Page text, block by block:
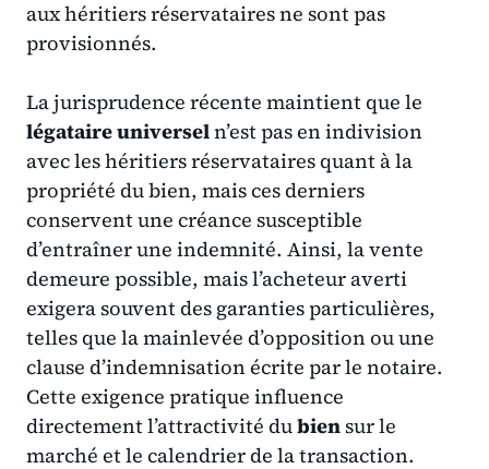
aux héritiers réservataires ne sont pas
provisionnés.
La jurisprudence récente maintient que le
légataire universeln’est pas en indivision
avec les héritiers réservataires quant à la
propriété du bien, mais ces derniers
conservent une créance susceptible
d’entraîner une indemnité. Ainsi, la vente
demeure possible, mais l’acheteur averti
exigera souvent des garanties particulières,
telles que la mainlevée d’opposition ou une
clause d’indemnisation écrite par le notaire.
Cette exigence pratique influence
directement l’attractivité dubien sur le
marché et le calendrier de la transaction.